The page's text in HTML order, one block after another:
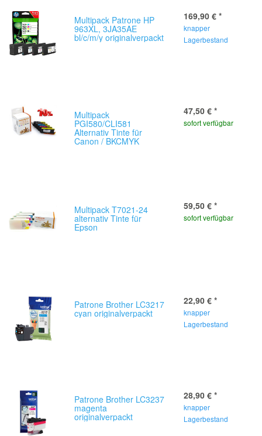
Multipack Patrone HP
963XL, 3JA35AE
bl/c/m/y originalverpackt
169,90 € *
knapper
Lagerbestand
Multipack
PGI580/CLI581
Alternativ Tinte für
Canon / BKCMYK
47,50 € *
sofort verfügbar
Multipack T7021-24
alternativ Tinte für
Epson
59,50 € *
sofort verfügbar
Patrone Brother LC3217
cyan originalverpackt
22,90 € *
knapper
Lagerbestand
Patrone Brother LC3237
magenta
originalverpackt
28,90 € *
knapper
Lagerbestand